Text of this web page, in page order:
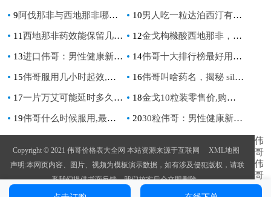
9阿伐那非与西地那非哪种更好，全面解析助你选择 10男人吃一粒达泊西汀有什么副作用，全面解析药物影响与风险
11西地那非药效能保留几小时,具体时间与影响因素解析 12金戈枸橼酸西地那非，有效改善男性健康问题
13进口伟哥：男性健康新选择，提升生活质量的关键 14伟哥十大排行榜最好用的是哪个揭秘功效与作用让你重拾信心
15伟哥服用几小时起效,最佳服用时间与效果持续时间详解 16伟哥叫啥药名，揭秘 sildenafil 的神奇功效
17一片万艾可能延时多久：深入解析其效果与使用指南 18金戈10粒装零售价,购买前必看的详细价格解析
19伟哥什么时候服用,最佳服用时间及注意事项 2030粒伟哥：男性健康新选择，揭秘其功效与使用指南
Copyright © 2021 伟哥价格表大全网 本站资源来源于互联网
XML地图
声明:本网页内容、图片、视频为模板演示数据，如有涉及侵犯版权，请联
系我们提供书面反馈，我们核实后会立即删除。
伟
哥
伟
哥
的